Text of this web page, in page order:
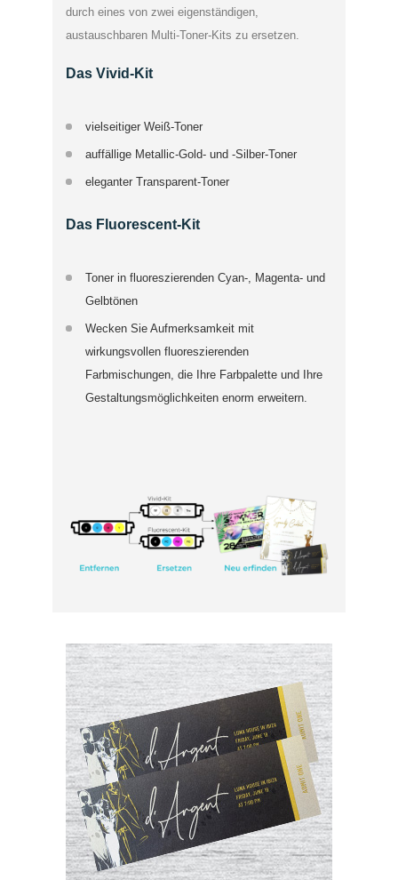
durch eines von zwei eigenständigen,
austauschbaren Multi-Toner-Kits zu ersetzen.
Das Vivid-Kit
vielseitiger Weiß-Toner
auffällige Metallic-Gold- und -Silber-Toner
eleganter Transparent-Toner
Das Fluorescent-Kit
Toner in fluoreszierenden Cyan-, Magenta- und
Gelbtönen
Wecken Sie Aufmerksamkeit mit
wirkungsvollen fluoreszierenden
Farbmischungen, die Ihre Farbpalette und Ihre
Gestaltungsmöglichkeiten enorm erweitern.